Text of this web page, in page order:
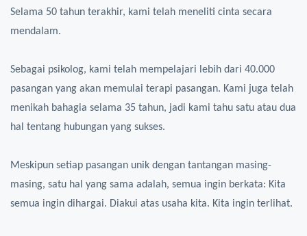
Selama 50 tahun terakhir, kami telah meneliti cinta secara
mendalam.
Sebagai psikolog, kami telah mempelajari lebih dari 40.000
pasangan yang akan memulai terapi pasangan. Kami juga telah
menikah bahagia selama 35 tahun, jadi kami tahu satu atau dua
hal tentang hubungan yang sukses.
Meskipun setiap pasangan unik dengan tantangan masing-
masing, satu hal yang sama adalah, semua ingin berkata: Kita
semua ingin dihargai. Diakui atas usaha kita. Kita ingin terlihat.